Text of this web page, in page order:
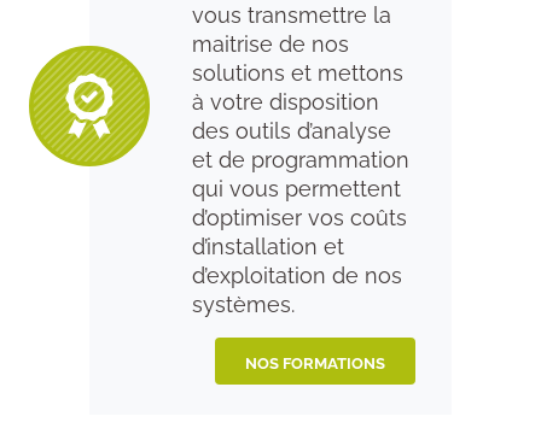
vous transmettre la
maitrise de nos
solutions et mettons
à votre disposition
des outils d’analyse
et de programmation
qui vous permettent
d’optimiser vos coûts
d’installation et
d’exploitation de nos
systèmes.
NOS FORMATIONS